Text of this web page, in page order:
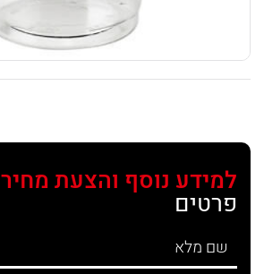
למידע נוסף והצעת מחיר
פרטים